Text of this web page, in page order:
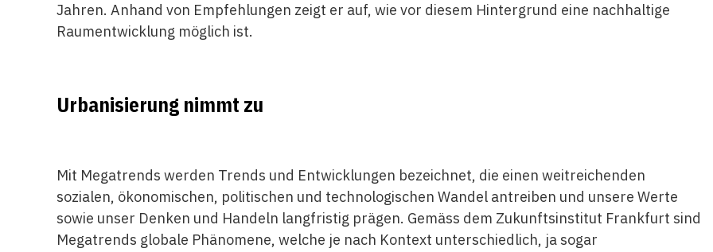
Jahren. Anhand von Empfehlungen zeigt er auf, wie vor diesem Hintergrund eine nachhaltige
Raumentwicklung möglich ist.
Urbanisierung nimmt zu
Mit Megatrends werden Trends und Entwicklungen bezeichnet, die einen weitreichenden
sozialen, ökonomischen, politischen und technologischen Wandel antreiben und unsere Werte
sowie unser Denken und Handeln langfristig prägen. Gemäss dem Zukunftsinstitut Frankfurt sind
Megatrends globale Phänomene, welche je nach Kontext unterschiedlich, ja sogar